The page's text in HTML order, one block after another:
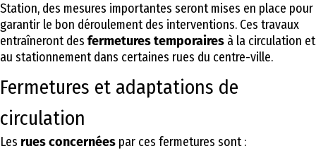
Station, des mesures importantes seront mises en place pour
garantir le bon déroulement des interventions. Ces travaux
entraîneront des fermetures temporaires à la circulation et
au stationnement dans certaines rues du centre-ville.
Fermetures et adaptations de
circulation
Les rues concernées par ces fermetures sont :